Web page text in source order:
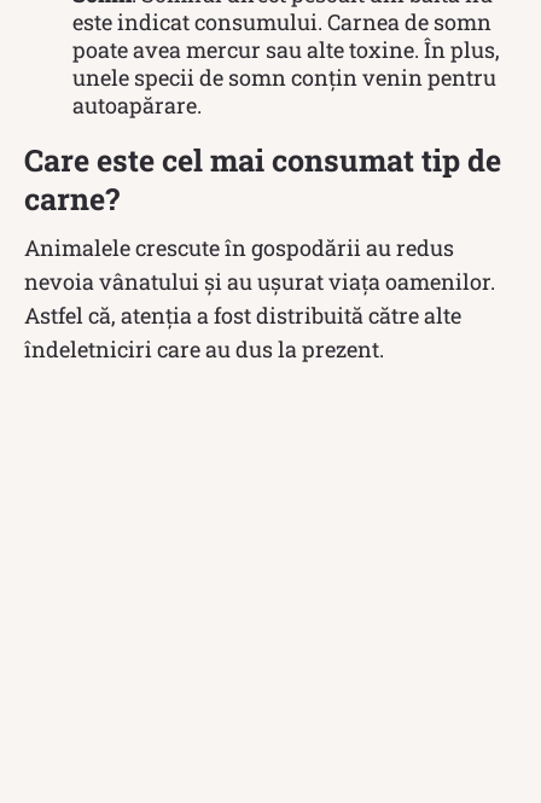
este indicat consumului. Carnea de somn
poate avea mercur sau alte toxine. În plus,
unele specii de somn conțin venin pentru
autoapărare.
Care este cel mai consumat tip de
carne?
Animalele crescute în gospodării au redus
nevoia vânatului și au ușurat viața oamenilor.
Astfel că, atenția a fost distribuită către alte
îndeletniciri care au dus la prezent.